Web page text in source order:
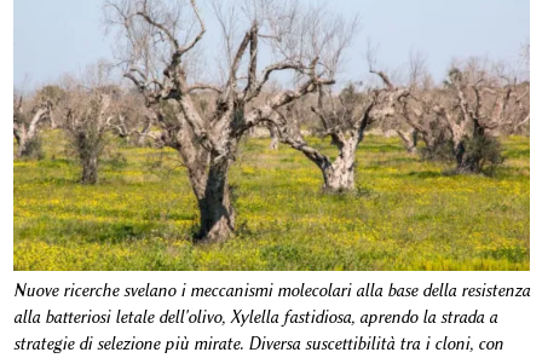
Nuove ricerche svelano i meccanismi molecolari alla base della resistenza
alla batteriosi letale dell'olivo, Xylella fastidiosa, aprendo la strada a
strategie di selezione più mirate. Diversa suscettibilità tra i cloni, con